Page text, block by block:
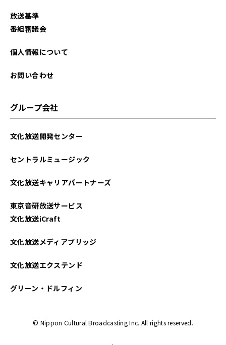
放送基準
番組審議会
個人情報について
お問い合わせ
グループ会社
文化放送開発センター
セントラルミュージック
文化放送キャリアパートナーズ
東京音研放送サービス
文化放送iCraft
文化放送メディアブリッジ
文化放送エクステンド
グリーン・ドルフィン
© Nippon Cultural Broadcasting Inc. All rights reserved.